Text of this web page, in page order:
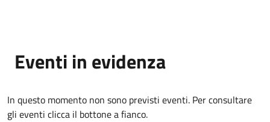
Eventi in evidenza
In questo momento non sono previsti eventi. Per consultare
gli eventi clicca il bottone a fianco.